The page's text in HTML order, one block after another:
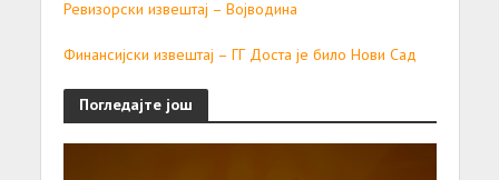
Ревизорски извештај – Војводина
Финансијски извештај – ГГ Доста је било Нови Сад
Погледајте још